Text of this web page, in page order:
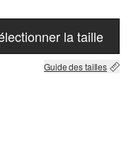
la taille
Guide des tailles